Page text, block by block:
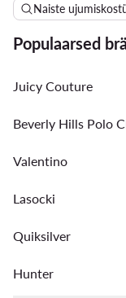
Naiste
Populaarsed
Juicy Couture
Beverly Hills Polo
Valentino
Lasocki
Quiksilver
Hunter